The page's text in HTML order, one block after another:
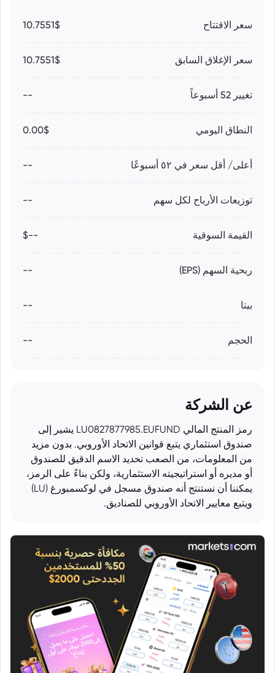
سعر الاقتتاح 10.7551$
سعر الإغلاق السابق 10.7551$
تغيير 52 أسبوعاً --
النطاق اليومي 0.00$
أعلى/ أقل سعر في ٥٢ أسبوعًا --
توزيعات الأرباح لكل سهم --
القيمة السوقية --$
ربحية السهم (EPS) --
بيتا --
الحجم --
عن الشركة
رمز المنتج المالي LU0827877985.EUFUND يشير إلى
صندوق استثماري يتبع قوانين الاتحاد الأوروبي. بدون مزيد
من المعلومات، من الصعب تحديد الاسم الدقيق للصندوق
أو مديره أو استراتيجيته الاستثمارية، ولكن بناءً على الرمز،
يمكننا أن نستنتج أنه صندوق مسجل في لوكسمبورغ (LU)
ويتبع معايير الاتحاد الأوروبي للصناديق.